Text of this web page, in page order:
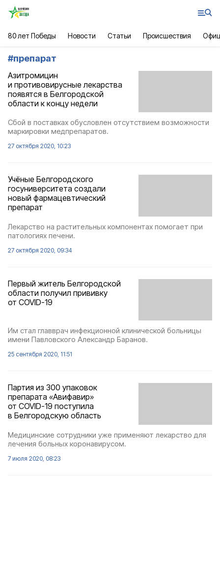
80 лет Победы Новости Статьи Происшествия
#препарат
Азитромицин
и противовирусные лекарства
появятся в Белгородской
области к концу недели
Сбой в поставках обусловлен отсутствием возможности
маркировки медпрепаратов.
27 октября 2020, 10:23
Учёные Белгородского
госуниверситета создали
новый фармацевтический
препарат
Лекарство на растительных компонентах помогает при
патологиях печени.
27 октября 2020, 09:34
Первый житель Белгородской
области получил прививку
от COVID-19
Им стал главврач инфекционной клинической больницы
имени Павловского Александр Баранов.
25 сентября 2020, 11:51
Партия из 300 упаковок
препарата «Авифавир»
от COVID-19 поступила
в Белгородскую область
Медицинские сотрудники уже применяют лекарство для
лечения больных коронавирусом.
7 июля 2020, 08:23